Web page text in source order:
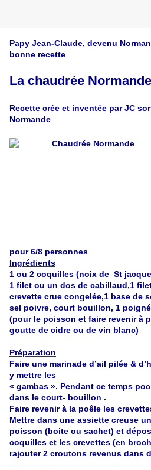
Papy Jean-Claude, devenu
bonne recette
La chaudrée Normande
Recette crée et inventée par JC
Normande
pour 6/8 personnes
Ingrédients
1 ou 2 coquilles (noix de St
1 filet ou un dos de cabillaud,1
crevette crue congelée,1 base de
sel poivre, court bouillon, 1
(pour le poisson et faire revenir à
goutte de cidre ou de vin blanc)
Préparation
Faire une marinade d’ail pilée &
y mettre les
« gambas ». Pendant ce temps
dans le court- bouillon .
Faire revenir à la poêle les
Mettre dans une assiette creuse
poisson (boite ou sachet) et
coquilles et les crevettes (en
rajouter 2 croutons revenus dans